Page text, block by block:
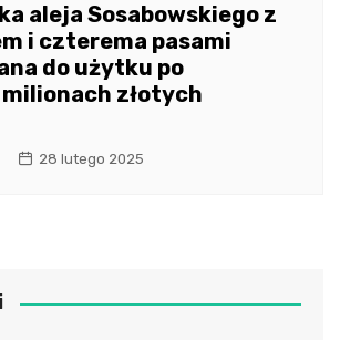
aleja Sosabowskiego z
i czterema pasami
do użytku po
złotych
28 lutego 2025